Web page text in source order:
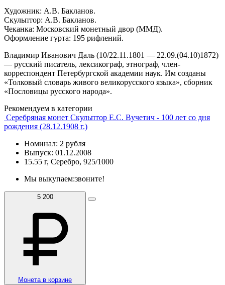
Художник: А.В. Бакланов.
Скульптор: А.В. Бакланов.
Чеканка: Московский монетный двор (ММД).
Оформление гурта: 195 рифлений.
Владимир Иванович Даль (10/22.11.1801 — 22.09.(04.10)1872)
— русский писатель, лексикограф, этнограф, член-
корреспондент Петербургской академии наук. Им созданы
«Толковый словарь живого великорусского языка», сборник
«Пословицы русского народа».
Рекомендуем в категории
Серебряная монет Скульптор Е.С. Вучетич - 100 лет со дня
рождения (28.12.1908 г.)
Номинал: 2 рубля
Выпуск: 01.12.2008
15.55 г, Серебро, 925/1000
Мы выкупаем:звоните!
5 200
Монета в корзине